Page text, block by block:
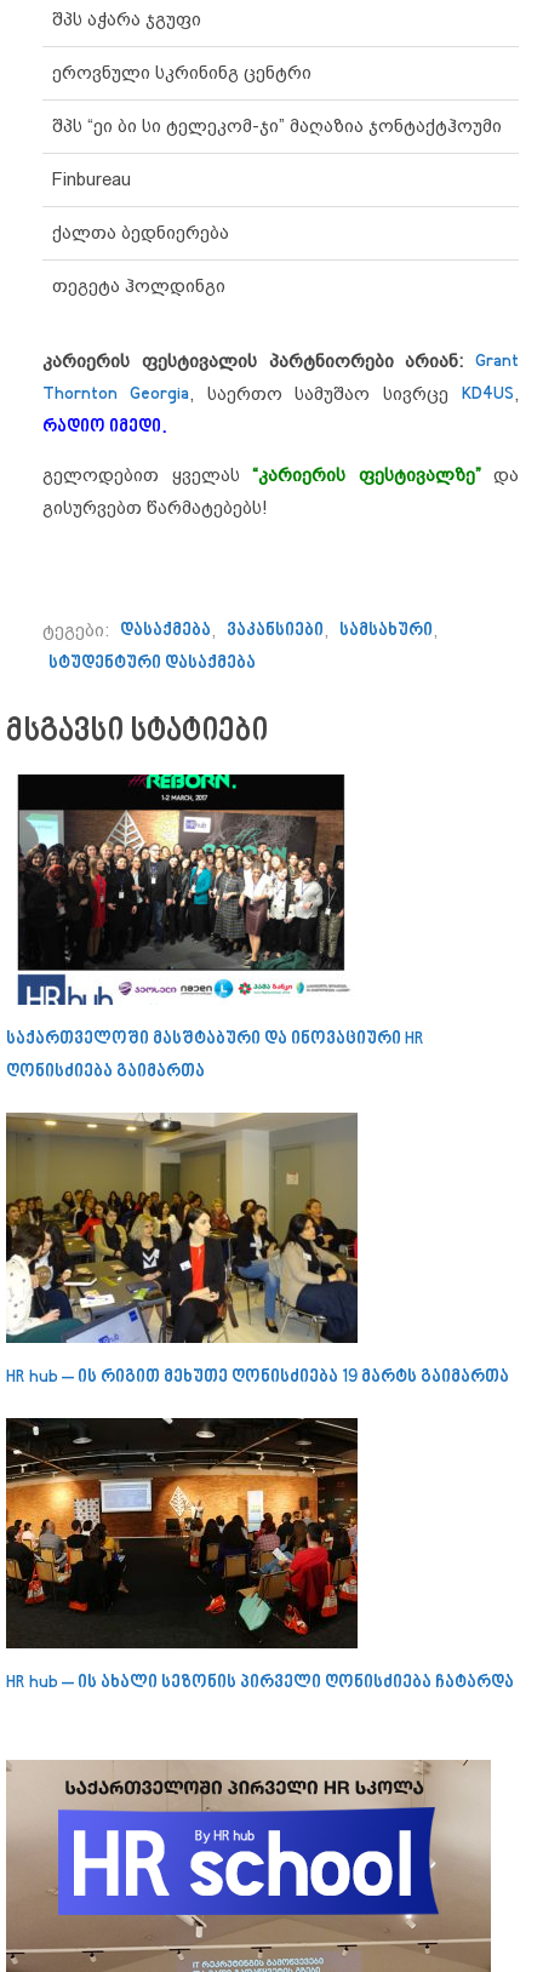
შპს აჭარა ჯგუფი
ეროვნული სკრინინგ ცენტრი
შპს “ეი ბი სი ტელეკომ-ჯი” მაღაზია ჯონტაქტჰოუმი
Finbureau
ქალთა ბედნიერება
თეგეტა ჰოლდინგი
კარიერის ფესტივალის პარტნიორები არიან: Grant
Thornton Georgia, საერთო სამუშაო სივრცეKD4US,
რადიო იმედი.
გელოდებით ყველას “კარიერის ფესტივალზე”და
გისურვებთ წარმატებებს!
ტეგები: დასაქმება, ვაკანსიები, სამსახური,
სტუდენტური დასაქმება
მსგავსი სტატიები
საქართველოში მასშტაბური და ინოვაციური HR
ღონისძიება გაიმართა
HR hub – ის რიგით მეხუთე ღონისძიება 19 მარტს გაიმართა
HR hub – ის ახალი სეზონის პირველი ღონისძიება ჩატარდა